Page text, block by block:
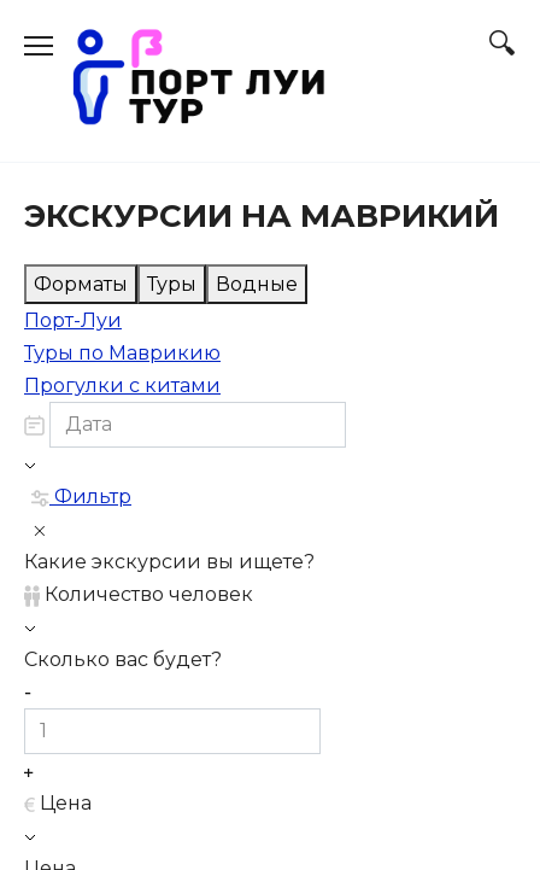
содержанию
ЭКСКУРСИИ НА МАВРИКИЙ
Форматы Туры
Водные
Порт-Луи
Туры по Маврикию
Прогулки с китами
Фильтр
Какие экскурсии вы ищете?
Количество человек
Сколько вас будет?
Цена